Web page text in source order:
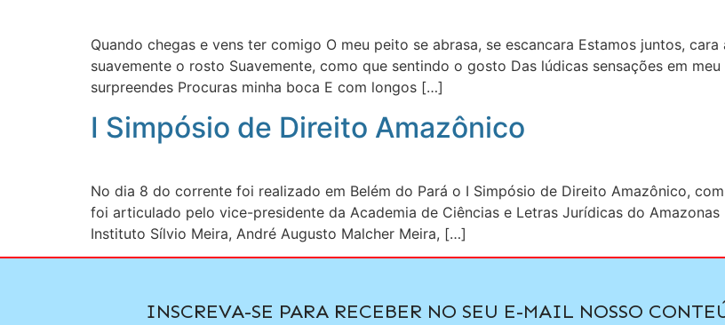
Quando chegas e vens ter comigo O meu peito se abrasa, se escancara Estamos juntos,
suavemente o rosto Suavemente, como que sentindo o gosto Das lúdicas sensações em
surpreendes Procuras minha boca E com longos […]
I Simpósio de Direito Amazônico
No dia 8 do corrente foi realizado em Belém do Pará o I Simpósio de Direito Amazônico,
foi articulado pelo vice-presidente da Academia de Ciências e Letras Jurídicas do
Instituto Sílvio Meira, André Augusto Malcher Meira, […]
INSCREVA-SE PARA RECEBER NO SEU E-MAIL NOSSO